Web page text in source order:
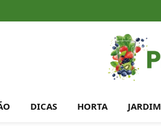
DICAS HORTA JARDIM